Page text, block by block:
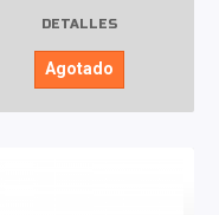
DETALLES
Agotado